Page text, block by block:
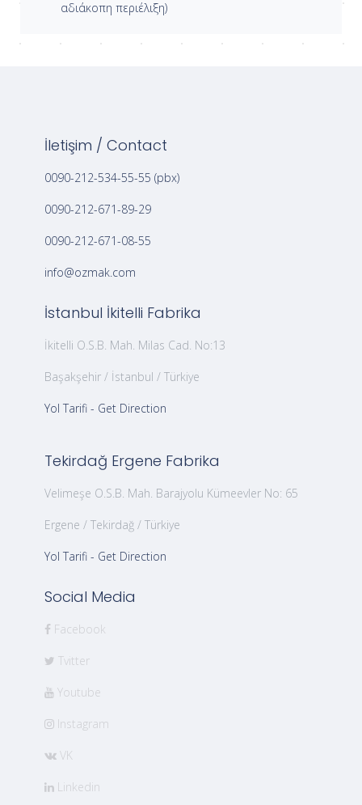
αδιάκοπη περιέλιξη)
İletişim / Contact
0090-212-534-55-55 (pbx)
0090-212-671-89-29
0090-212-671-08-55
info@ozmak.com
İstanbul İkitelli Fabrika
İkitelli O.S.B. Mah. Milas Cad. No:13
Başakşehir / İstanbul / Türkiye
Yol Tarifi - Get Direction
Tekirdağ Ergene Fabrika
Velimeşe O.S.B. Mah. Barajyolu Kümeevler No: 65
Ergene / Tekirdağ / Türkiye
Yol Tarifi - Get Direction
Social Media
Facebook
Tvitter
Youtube
Instagram
VK
Linkedin